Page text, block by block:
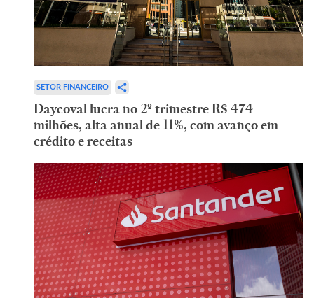
SETOR FINANCEIRO
Daycoval lucra no 2º trimestre R$ 474
milhões, alta anual de 11%, com avanço em
crédito e receitas